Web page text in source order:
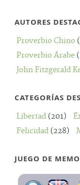
AUTORES
Proverbio Chino
Proverbio Árabe
John Fitzgerald
CATEGORÍAS
Libertad (201)
Felicidad (228)
JUEGO DE